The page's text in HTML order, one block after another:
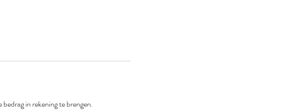
in rekening te brengen.